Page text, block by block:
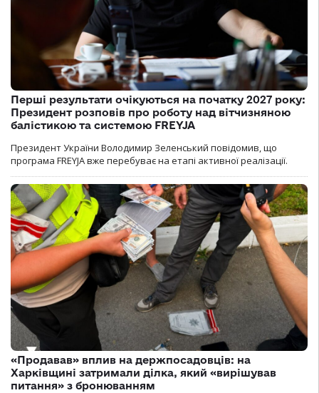
Перші результати очікуються на початку 2027 року:
Президент розповів про роботу над вітчизняною
балістикою та системою FREYJA
Президент України Володимир Зеленський повідомив, що
програма FREYJA вже перебуває на етапі активної реалізації.
«Продавав» вплив на держпосадовців: на
Харківщині затримали ділка, який «вирішував
питання» з бронюванням